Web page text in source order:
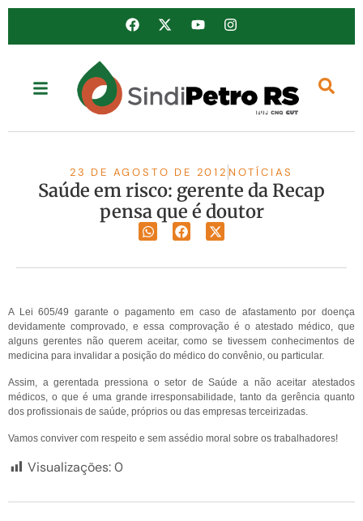
23 DE AGOSTO DE 2012 NOTÍCIAS
Saúde em risco: gerente da Recap
pensa que é doutor
A Lei 605/49 garante o pagamento em caso de afastamento por doença
devidamente comprovado, e essa comprovação é o atestado médico, que
alguns gerentes não querem aceitar, como se tivessem conhecimentos de
medicina para invalidar a posição do médico do convênio, ou particular.
Assim, a gerentada pressiona o setor de Saúde a não aceitar atestados
médicos, o que é uma grande irresponsabilidade, tanto da gerência quanto
dos profissionais de saúde, próprios ou das empresas terceirizadas.
Vamos conviver com respeito e sem assédio moral sobre os trabalhadores!
Visualizações:0